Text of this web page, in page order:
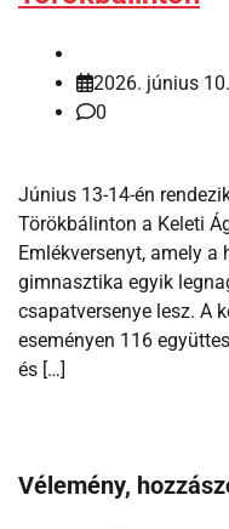
2026. június 10.
0
Június 13-14-én
Törökbálinton a Keleti
Emlékversenyt, amely a
gimnasztika egyik
csapatversenye lesz. A
eseményen 116
és […]
Vélemény,